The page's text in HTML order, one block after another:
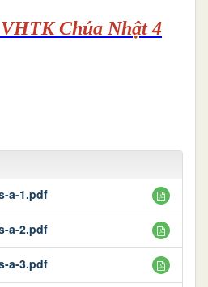
Chúa Nhật 4
a-1.pdf
a-2.pdf
a-3.pdf